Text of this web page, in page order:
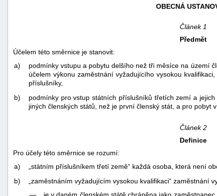
OBECNÁ
Článek 1
Předmět
Účelem této směrnice je stanovit:
a)
podmínky vstupu a pobytu delšího než tři měsíce na území
účelem výkonu zaměstnání vyžadujícího vysokou
příslušníky,
b)
podmínky pro vstup státních příslušníků třetích zemí a
jiných členských států, než je první členský stát, a pro pobyt
Článek 2
Definice
Pro účely této směrnice se rozumí:
a)
„státním příslušníkem třetí země“ každá osoba, která není
b)
„zaměstnáním vyžadujícím vysokou kvalifikaci“ zaměstnání